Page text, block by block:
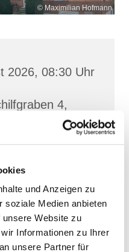
und Anzeigen zu
soziale Medien anbieten
Website zu
Informationen zu Ihrer
unsere Partner für
© Maximilian Hofmann
2026, 08:30 Uhr
4,